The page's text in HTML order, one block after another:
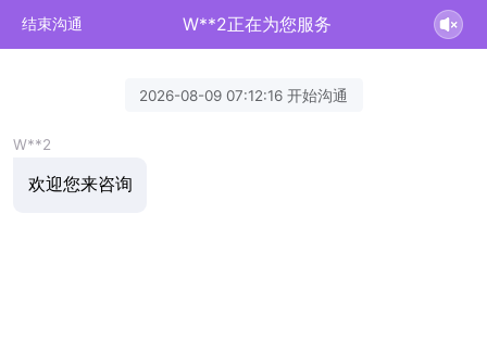
结束沟通 W**2正在为您服务
2026-08-09 07:12:16 开始沟通
W**2
欢迎您来咨询